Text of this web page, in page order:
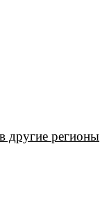
другие регионы